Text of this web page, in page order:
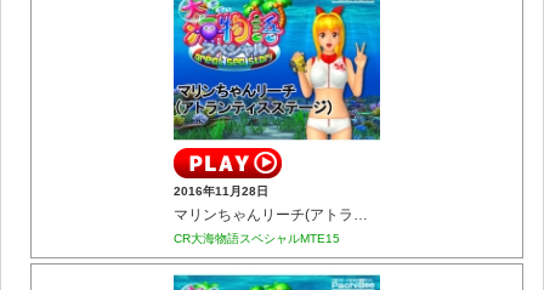
2016年11月28日
マリンちゃんリーチ(アトランティスステージ)
CR大海物語スペシャルMTE15